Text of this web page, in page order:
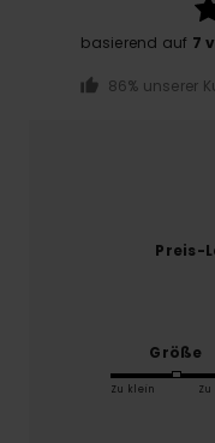
basierend auf 7
86% unserer
Preis-
Größe
Zu klein